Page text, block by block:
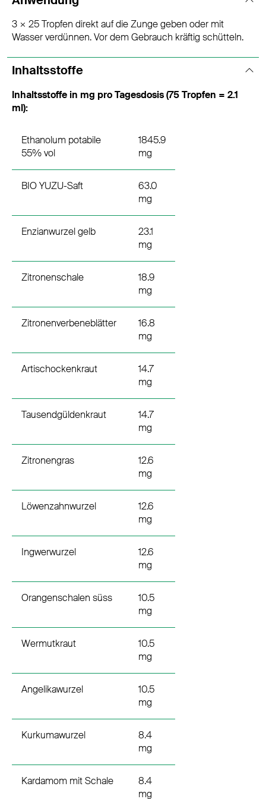
3 × 25 Tropfen direkt auf die Zunge geben oder mit
Wasser verdünnen. Vor dem Gebrauch kräftig schütteln.
Inhaltsstoffe
Inhaltsstoffe in mg pro Tagesdosis (75 Tropfen = 2.1
ml):
Ethanolum potabile
55% vol
1845.9
mg
BIO YUZU-Saft
63.0
mg
Enzianwurzel gelb
23.1
mg
Zitronenschale
18.9
mg
Zitronenverbeneblätter
16.8
mg
Artischockenkraut
14.7
mg
Tausendgüldenkraut
14.7
mg
Zitronengras
12.6
mg
Löwenzahnwurzel
12.6
mg
Ingwerwurzel
12.6
mg
Orangenschalen süss
10.5
mg
Wermutkraut
10.5
mg
Angelikawurzel
10.5
mg
Kurkumawurzel
8.4
mg
Kardamom mit Schale
8.4
mg